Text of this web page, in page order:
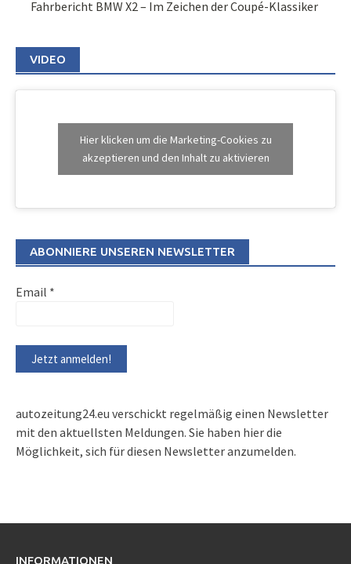
Fahrbericht BMW X2 – Im Zeichen der Coupé-Klassiker
VIDEO
Hier klicken um die Marketing-Cookies zu
akzeptieren und den Inhalt zu aktivieren
ABONNIERE UNSEREN NEWSLETTER
Email *
autozeitung24.eu verschickt regelmäßig einen Newsletter
mit den aktuellsten Meldungen. Sie haben hier die
Möglichkeit, sich für diesen Newsletter anzumelden.
INFORMATIONEN